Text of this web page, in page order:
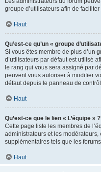
groupe d’utilisateurs afin de
Haut
Qu’est-ce qu’un « groupe
Si vous êtes membre de plus d’un
d’utilisateurs par défaut est utilisé
le rang qui vous sera assigné par
peuvent vous autoriser à modifier
défaut depuis le panneau de
Haut
Qu’est-ce que le lien « L’équipe » ?
Cette page liste les membres de
administrateurs et les
supplémentaires tels que les
Haut